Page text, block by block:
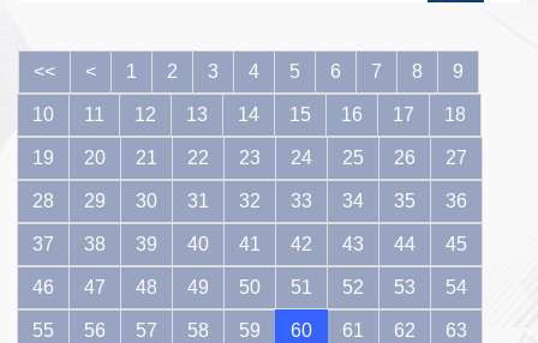
发布《关于全
份转让系统挂
牌公司转板上
市的指导意
见》......
<< < 1 2 3 4 5 6 7 8 9
10 11 12 13 14 15 16 17 18
19 20 21 22 23 24 25 26 27
28 29 30 31 32 33 34 35 36
37 38 39 40 41 42 43 44 45
46 47 48 49 50 51 52 53 54
55 56 57 58 59 60 61 62 63